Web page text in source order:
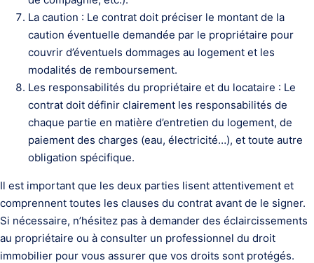
La caution : Le contrat doit préciser le montant de la
caution éventuelle demandée par le propriétaire pour
couvrir d’éventuels dommages au logement et les
modalités de remboursement.
Les responsabilités du propriétaire et du locataire : Le
contrat doit définir clairement les responsabilités de
chaque partie en matière d’entretien du logement, de
paiement des charges (eau, électricité…), et toute autre
obligation spécifique.
Il est important que les deux parties lisent attentivement et
comprennent toutes les clauses du contrat avant de le signer.
Si nécessaire, n’hésitez pas à demander des éclaircissements
au propriétaire ou à consulter un professionnel du droit
immobilier pour vous assurer que vos droits sont protégés.